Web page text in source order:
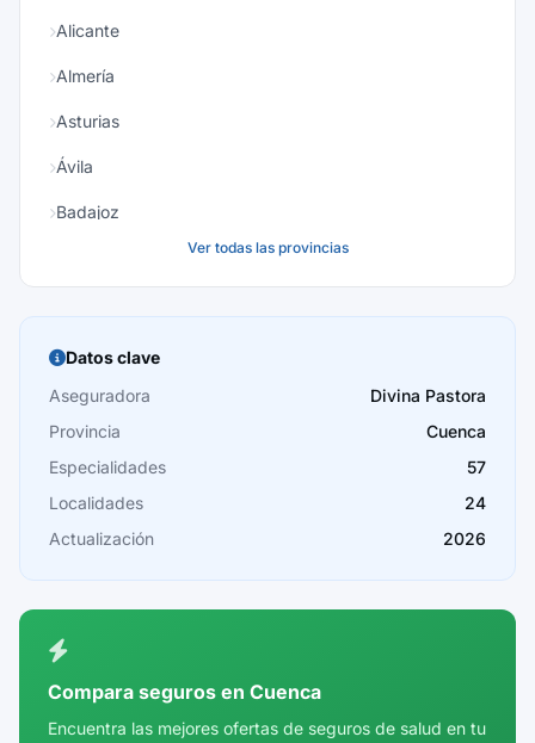
Alicante
Almería
Asturias
Ávila
Badajoz
Burgos
Cáceres
Cádiz
Cantabria
Castellón
Córdoba
Cuenca
Ver todas las provincias
Datos clave
Aseguradora
Divina Pastora
Provincia
Cuenca
Especialidades
57
Localidades
24
Actualización
2026
Compara seguros en Cuenca
Encuentra las mejores ofertas de seguros de salud en tu